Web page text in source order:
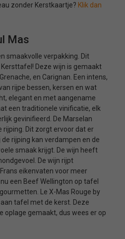
zonder Kerstkaartje? Klik dan
Mas
smaakvolle verpakking. Dit
Deze wijn is gemaakt
en Carignan. Een intens,
rijpe bessen, kersen en wat
elegant en met aangename
een traditionele vinificatie, elk
gevinifieerd. De Marselan
rijping. Dit zorgt ervoor dat er
rijping kan verdampen en de
smaak krijgt. De wijn heeft
De wijn rijpt
eikenvaten voor meer
een Beef Wellington op tafel
Le X-Mas Rouge by
tafel met de kerst. Deze
oplage gemaakt, dus wees er op